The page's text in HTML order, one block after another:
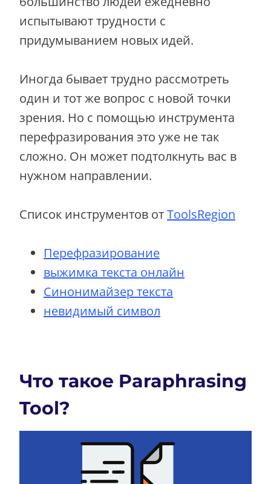
испытывают трудности с
придумыванием новых идей.
Иногда бывает трудно рассмотреть
один и тот же вопрос с новой точки
зрения. Но с помощью инструмента
перефразирования это уже не так
сложно. Он может подтолкнуть вас в
нужном направлении.
Список инструментов отToolsRegion
Перефразирование
выжимка текста онлайн
Синонимайзер текста
невидимый символ
Что такое Paraphrasing
Tool?